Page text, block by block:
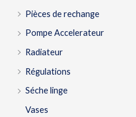
Pièces de rechange
Pompe Accelerateur
Radiateur
Régulations
Séche linge
Vases